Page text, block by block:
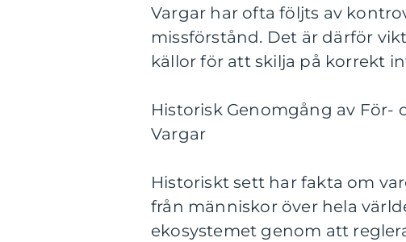
Vargar har ofta följts av
missförstånd. Det är därför
källor för att skilja på korrekt
Historisk Genomgång av För-
Vargar
Historiskt sett har fakta om
från människor över hela
ekosystemet genom att